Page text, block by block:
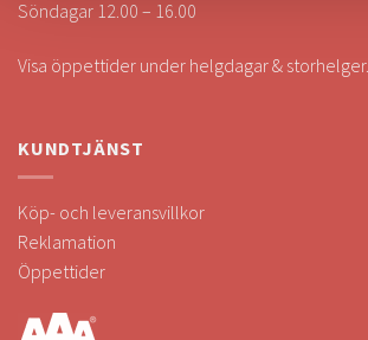
Söndagar 12.00 – 16.00
Visa öppettider under helgdagar & storhelger.
KUNDTJÄNST
Köp- och leveransvillkor
Reklamation
Öppettider